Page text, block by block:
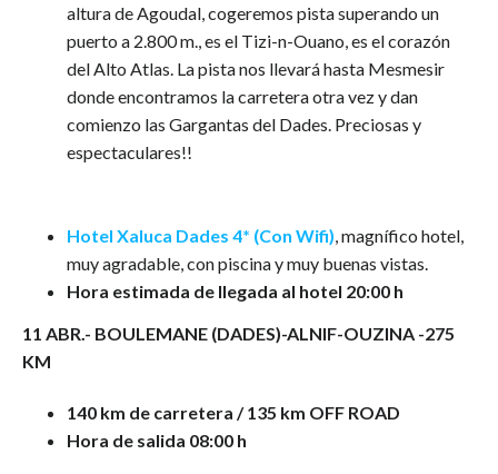
altura de Agoudal, cogeremos pista superando un
puerto a 2.800 m., es el Tizi-n-Ouano, es el corazón
del Alto Atlas. La pista nos llevará hasta Mesmesir
donde encontramos la carretera otra vez y dan
comienzo las Gargantas del Dades. Preciosas y
espectaculares!!
Hotel Xaluca Dades 4* (Con Wifi) , magnífico hotel,
muy agradable, con piscina y muy buenas vistas.
Hora estimada de llegada al hotel 20:00 h
11 ABR.- BOULEMANE (DADES)-ALNIF-OUZINA -275
KM
140 km de carretera / 135 km OFF ROAD
Hora de salida 08:00 h